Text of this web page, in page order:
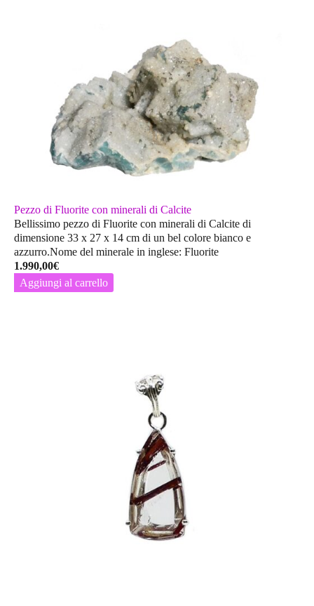
Pezzo di Fluorite con minerali di Calcite
Bellissimo pezzo di Fluorite con minerali di Calcite di
dimensione 33 x 27 x 14 cm di un bel colore bianco e
azzurro.Nome del minerale in inglese: Fluorite
1.990,00€
Aggiungi al carrello